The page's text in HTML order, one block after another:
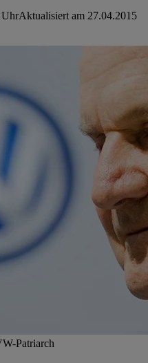
UhrAktualisiert am 27.04.2015
Patriarch